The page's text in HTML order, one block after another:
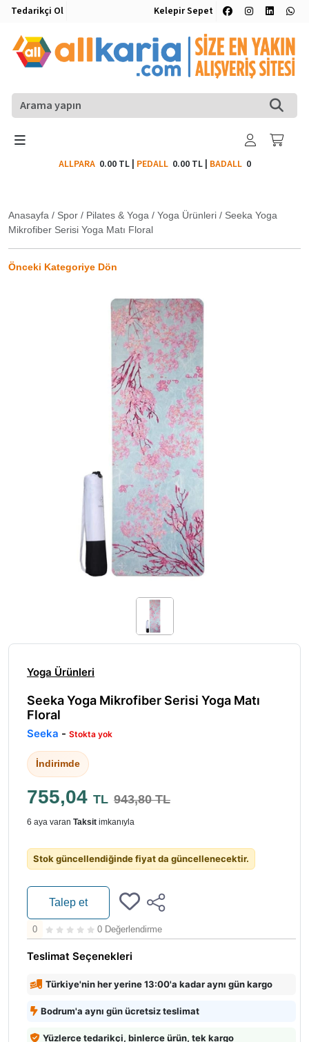
Tedarikçi Ol Kelepir Sepet
ALLPARA 0.00 TL| PEDALL 0.00 TL| BADALL0
Anasayfa / Spor / Pilates & Yoga / Yoga Ürünleri / Seeka Yoga
Mikrofiber Serisi Yoga Matı Floral
Önceki Kategoriye Dön
Yoga Ürünleri
Seeka Yoga Mikrofiber Serisi Yoga Matı
Floral
Seeka - Stokta yok
İndirimde
755,04 TL 943,80 TL
6 aya varan Taksit imkanıyla
Stok güncellendiğinde fiyat da güncellenecektir.
Talep et
0 0 Değerlendirme
Teslimat Seçenekleri
Türkiye'nin her yerine 13:00'a kadar aynı gün kargo
Bodrum'a aynı gün ücretsiz teslimat
Yüzlerce tedarikçi, binlerce ürün, tek kargo